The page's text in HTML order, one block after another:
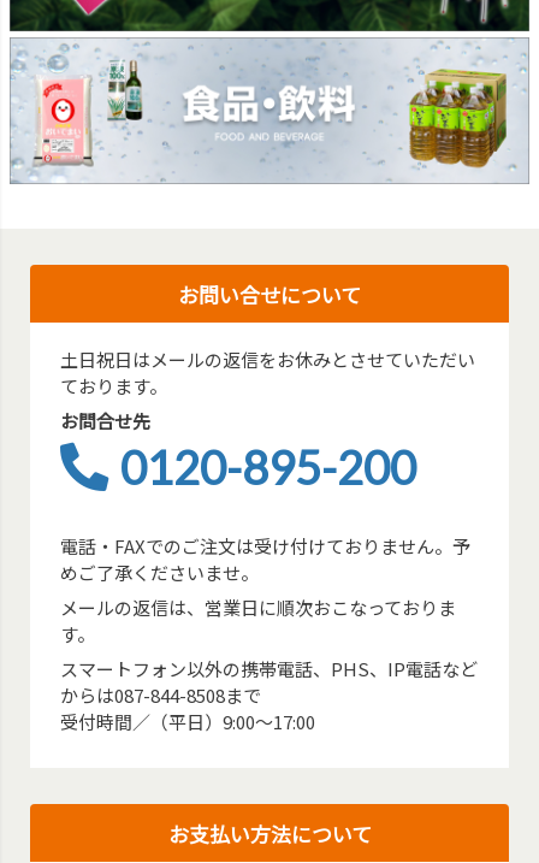
お問い合せについて
土日祝日はメールの返信をお休みとさせていただい
ております。
お問合せ先
0120-895-200
電話・FAXでのご注文は受け付けておりません。予
めご了承くださいませ。
メールの返信は、営業日に順次おこなっておりま
す。
スマートフォン以外の携帯電話、PHS、IP電話など
からは087-844-8508まで
受付時間／（平日）9:00～17:00
お支払い方法について